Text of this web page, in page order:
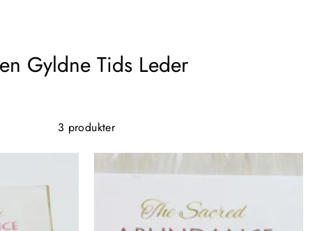
Gyldne Tids Leder
3 produkter